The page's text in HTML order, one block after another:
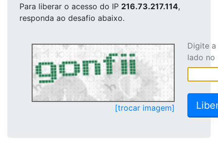
Para liberar o acesso do IP 216.73.217.114,
responda ao desafio abaixo.
[trocar imagem]
Digite
lado no